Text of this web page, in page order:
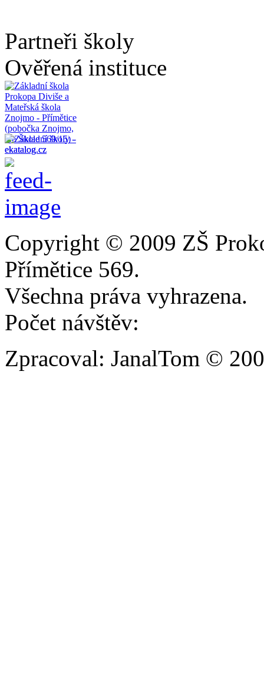
Partneři školy
Ověřená instituce
Copyright © 2009 ZŠ
Přímětice 569.
Všechna práva vyhrazena.
Počet návštěv:
Zpracoval: JanalTom ©